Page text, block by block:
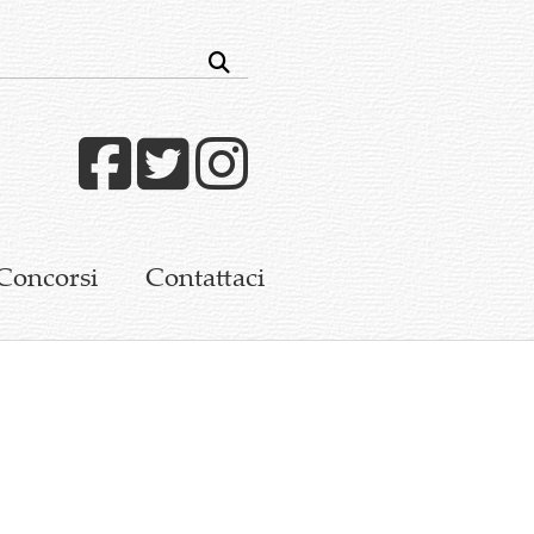
Facebook
Twitter
Contattaci